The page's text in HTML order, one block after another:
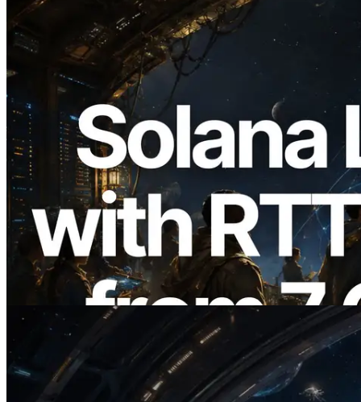
2026.08.05
ERPC expande a Solana Leader Slot API
com medição de ping a partir de 7 regiões
globais — Validators Information API
também lançada